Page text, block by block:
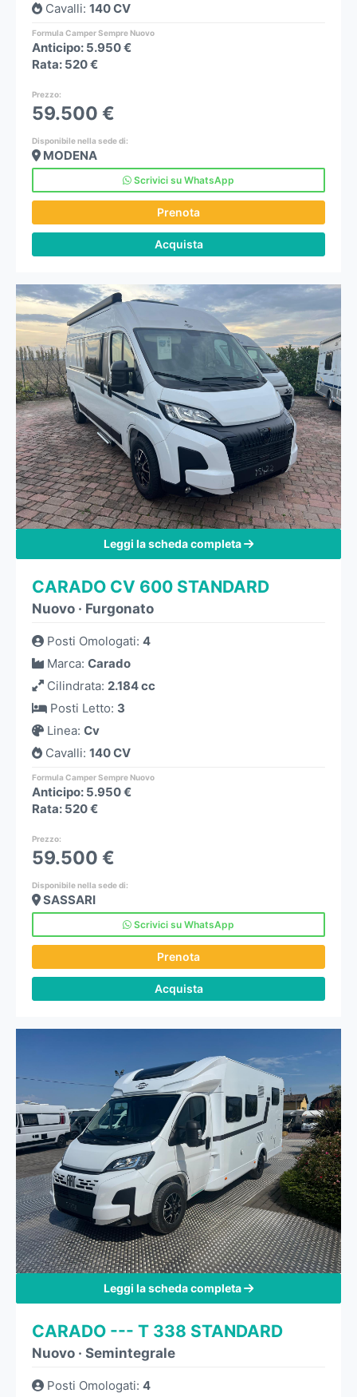
Cavalli: 140 CV
Formula Camper Sempre Nuovo
Anticipo: 5.950 €
Rata: 520 €
Prezzo:
59.500 €
Disponibile nella sede di:
MODENA
Scrivici su WhatsApp
Prenota
Acquista
Leggi la scheda completa
CARADO CV 600 STANDARD
Nuovo · Furgonato
Posti Omologati: 4
Marca: Carado
Cilindrata: 2.184 cc
Posti Letto: 3
Linea: Cv
Cavalli: 140 CV
Formula Camper Sempre Nuovo
Anticipo: 5.950 €
Rata: 520 €
Prezzo:
59.500 €
Disponibile nella sede di:
SASSARI
Scrivici su WhatsApp
Prenota
Acquista
Leggi la scheda completa
CARADO --- T 338 STANDARD
Nuovo · Semintegrale
Posti Omologati: 4